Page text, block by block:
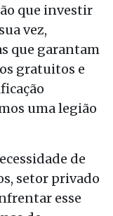
que investir
vez,
que garantam
gratuitos e
uma legião
de
setor privado
esse